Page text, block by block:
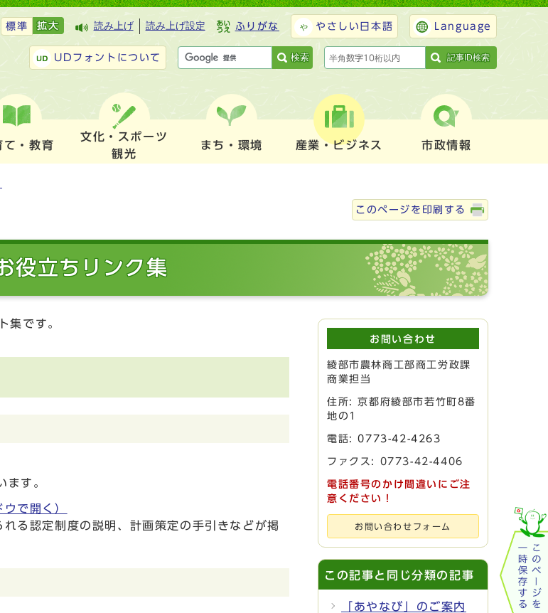
標準 拡大 読み上げ 読み上げ設定 ふりがな やさしい日本語 Language
UDフォントについて 検索 記事ID検索
て・教育
文化・スポーツ
観光
まち・環境 産業・ビジネス 市政情報
このページを印刷する
役立ちリンク集
集です。
ます。
ウで開く）
る認定制度の説明、計画策定の手引きなどが掲
お問い合わせ
綾部市農林商工部商工労政課
商業担当
住所: 京都府綾部市若竹町8番
地の1
電話:0773-42-4263
ファクス: 0773-42-4406
電話番号のかけ間違いにご注
意ください！
お問い合わせフォーム
この記事と同じ分類の記事
「あやなび」のご案内